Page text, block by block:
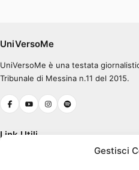
Gestisci
0:00
UniVersoMe
UniVersoMe è una testata
Tribunale di Messina n.11 del 2015.
Link Utili